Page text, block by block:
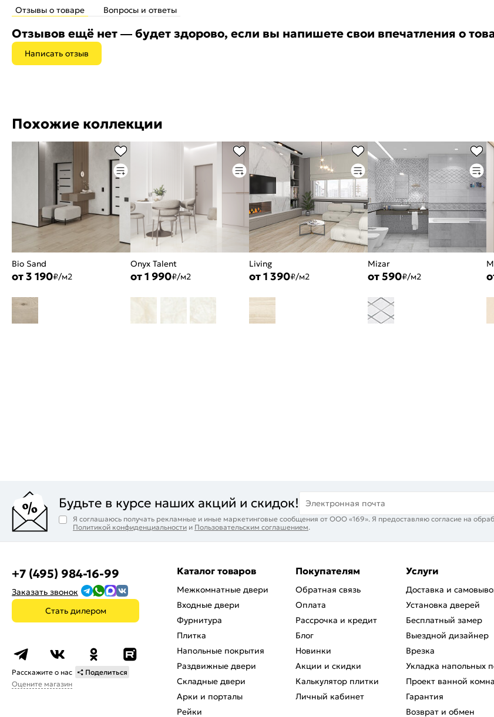
Отзывы о товаре Вопросы и ответы
Отзывов ещё нет — будет здорово, если вы напишете свои впечатления о
Написать отзыв
Похожие коллекции
Bio Sand
от 3 190₽/м2
Onyx Talent
от 1 990₽/м2
Living
от 1 390₽/м2
Mizar
от 590₽/м2
Будьте в курсе наших акций и скидок! Электронная почта
Я соглашаюсь получать рекламные и иные маркетинговые сообщения от ООО «169». Я предоставляю согласие на
Политикой конфиденциальности и Пользовательским соглашением.
+7 (495) 984-16-99
Заказать звонок
Стать дилером
Расскажите о нас
Поделиться
Оцените магазин
Каталог товаров
Межкомнатные двери
Входные двери
Фурнитура
Плитка
Напольные покрытия
Раздвижные двери
Складные двери
Арки и порталы
Рейки
Покупателям
Обратная связь
Оплата
Рассрочка и кредит
Блог
Новинки
Акции и скидки
Калькулятор плитки
Личный кабинет
Услуги
Доставка и
Установка дверей
Бесплатный замер
Выездной дизайнер
Врезка
Укладка напольных
Проект ванной
Гарантия
Возврат и обмен